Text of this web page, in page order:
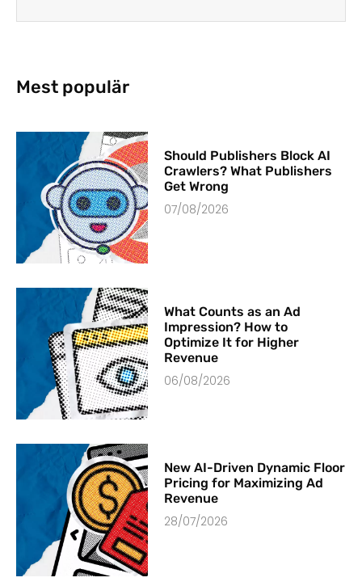
Mest populär
Should Publishers Block AI
Crawlers? What Publishers
Get Wrong
07/08/2026
What Counts as an Ad
Impression? How to
Optimize It for Higher
Revenue
06/08/2026
New AI-Driven Dynamic Floor
Pricing for Maximizing Ad
Revenue
28/07/2026